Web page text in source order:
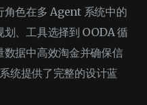
角色在多 Agent 系统中的
、工具选择到 OODA 循
据中高效淘金并确保信
统提供了完整的设计蓝